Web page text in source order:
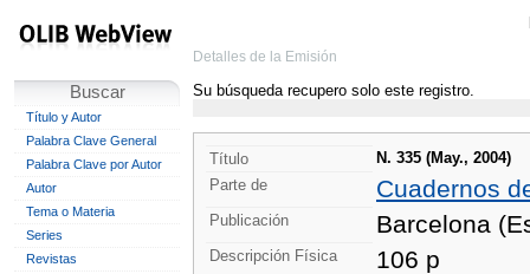
Buscar
Título y Autor
Palabra Clave General
Palabra Clave por Autor
Autor
Tema o Materia
Series
Revistas
Detalles de la Emisión
Su búsqueda recupero solo este registro.
Título
N. 335 (May., 2004)
Parte de
Cuadernos
Publicación Barcelona
Descripción Física 106 p